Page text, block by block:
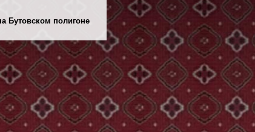
Бутовском полигоне